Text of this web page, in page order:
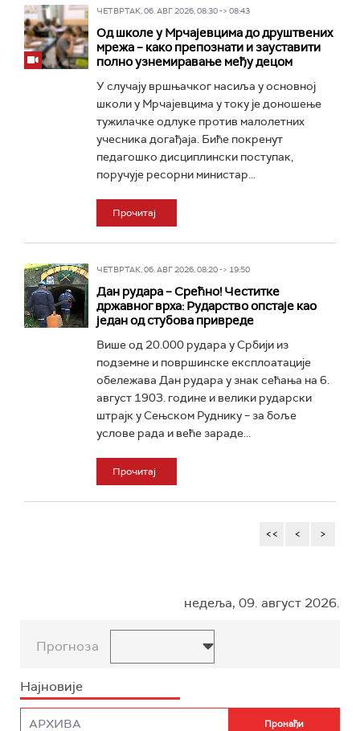
ЧЕТВРТАК, 06. АВГ 2026, 08:30 -> 08:43
Од школе у Мрчајевцима до друштвених
мрежа – како препознати и зауставити
полно узнемиравање међу децом
У случају вршњачког насиља у основној
школи у Мрчајевцима у току је доношење
тужилачке одлуке против малолетних
учесника догађаја. Биће покренут
педагошко дисциплински поступак,
поручује ресорни министар...
Прочитај
ЧЕТВРТАК, 06. АВГ 2026, 08:20 -> 19:50
Дан рудара – Срећно! Честитке
државног врха: Рударство опстаје као
један од стубова привреде
Више од 20.000 рудара у Србији из
подземне и површинске експлоатације
обележава Дан рудара у знак сећања на 6.
август 1903. године и велики рударски
штрајк у Сењском Руднику – за боље
услове рада и веће зараде...
Прочитај
<< < >
недеља, 09. август 2026.
Прогноза
Најновије